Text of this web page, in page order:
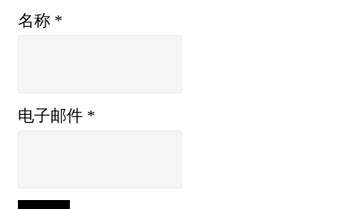
名称 *
电子邮件 *